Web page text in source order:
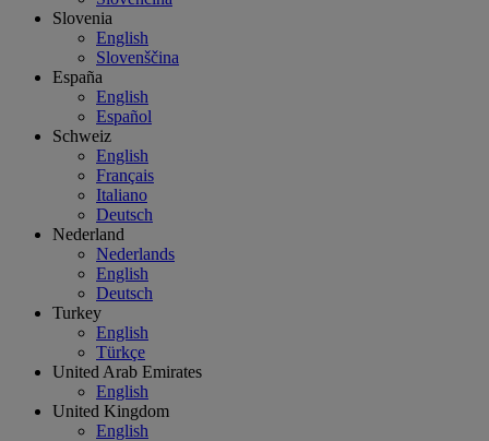
Slovenia
English
Slovenščina
España
English
Español
Schweiz
English
Français
Italiano
Deutsch
Nederland
Nederlands
English
Deutsch
Turkey
English
Türkçe
United Arab Emirates
English
United Kingdom
English